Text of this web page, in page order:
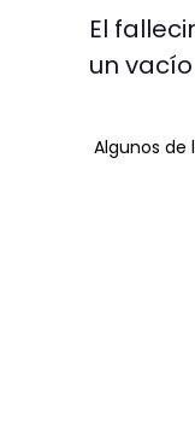
El
un
Algunos de